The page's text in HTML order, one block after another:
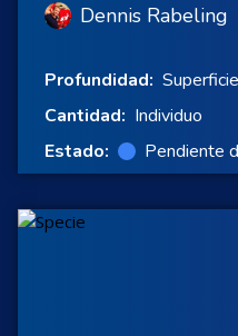
Dennis Rabeling
Profundidad: Superficie
Cantidad: Individuo
Estado:
Pendiente